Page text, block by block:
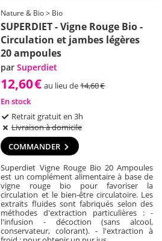
Nature & Bio > Bio
SUPERDIET - Vigne Rouge Bio -
Circulation et jambes légères
20 ampoules
parSuperdiet
12,60€ au lieu de14,60€
En stock
Retrait gratuit en 3h
Livraison à domicile
COMMANDER
Superdiet Vigne Rouge Bio 20 Ampoules
est un complément alimentaire à base de
vigne rouge bio pour favoriser la
circulation et le bien-être circulatoire. Les
extraits fluides sont fabriqués selon des
méthodes d'extraction particulières : -
l'infusion - décoction (sans alcool,
conservateur, colorant). - l'extraction à